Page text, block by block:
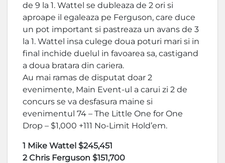
de 9 la 1. Wattel se dubleaza de 2 ori si
aproape il egaleaza pe Ferguson, care duce
un pot important si pastreaza un avans de 3
la 1. Wattel insa culege doua poturi mari si in
final inchide duelul in favoarea sa, castigand
a doua bratara din cariera.
Au mai ramas de disputat doar 2
evenimente, Main Event-ul a carui zi 2 de
concurs se va desfasura maine si
evenimentul 74 – The Little One for One
Drop – $1,000 +111 No-Limit Hold’em.
1 Mike Wattel $245,451
2 Chris Ferguson $151,700